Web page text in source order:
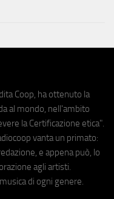
Coop, ha ottenuto la
al mondo, nell'ambito
la Certificazione etica".
vanta un primato:
e appena può, lo
agli artisti.
di ogni genere.